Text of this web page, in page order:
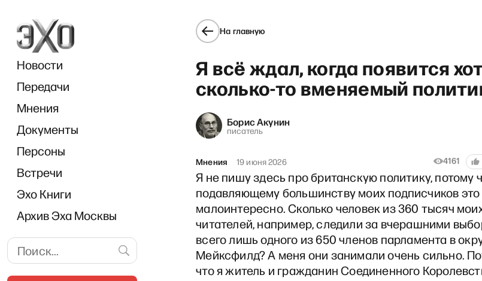
Новости
Передачи
Мнения
Документы
Персоны
Встречи
Эхо Книги
Архив Эха Москвы
На главную
Я всё ждал, когда появится
сколько-то вменяемый
Борис Акунин
писатель
Мнения 19 июня 2026 4161
Я не пишу здесь про британскую политику, потому
подавляющему большинству моих подписчиков это
малоинтересно. Сколько человек из 360 тысяч
читателей, например, следили за вчерашними
всего лишь одного из 650 членов парламента в
Мейксфилд? А меня они занимали очень сильно.
что я житель и гражданин Соединенного
Портрет дня: Элла